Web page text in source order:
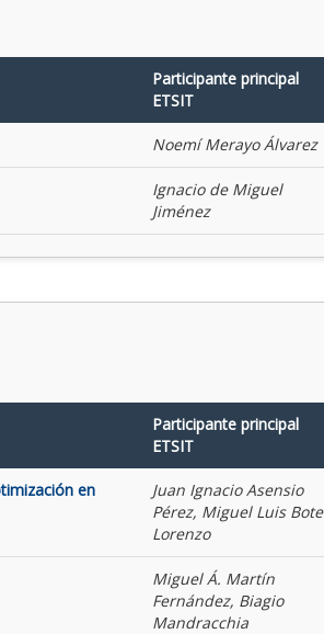
Participante principal
ETSIT
Noemí Merayo Álvarez
Ignacio de Miguel
Jiménez
Participante principal
ETSIT
en
Juan Ignacio Asensio
Pérez, Miguel Luis Bote
Lorenzo
Miguel Á. Martín
Fernández, Biagio
Mandracchia